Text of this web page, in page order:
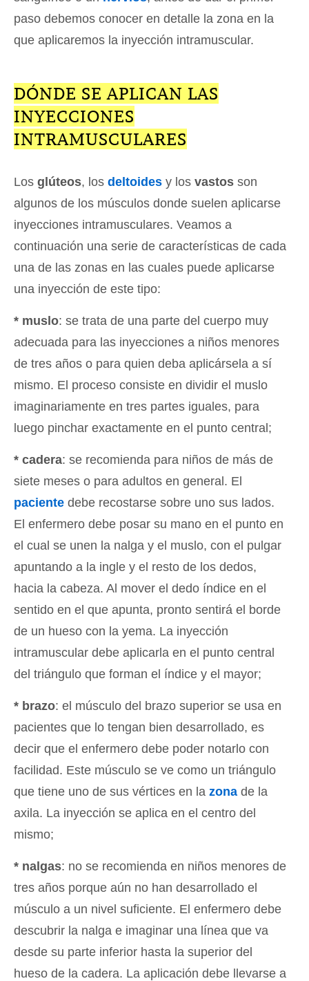
paso debemos conocer en detalle la zona en la
que aplicaremos la inyección intramuscular.
DÓNDE SE APLICAN LAS
INYECCIONES
INTRAMUSCULARES
Los glúteos, los deltoides y los vastos son
algunos de los músculos donde suelen aplicarse
inyecciones intramusculares. Veamos a
continuación una serie de características de cada
una de las zonas en las cuales puede aplicarse
una inyección de este tipo:
* muslo: se trata de una parte del cuerpo muy
adecuada para las inyecciones a niños menores
de tres años o para quien deba aplicársela a sí
mismo. El proceso consiste en dividir el muslo
imaginariamente en tres partes iguales, para
luego pinchar exactamente en el punto central;
* cadera: se recomienda para niños de más de
siete meses o para adultos en general. El
paciente debe recostarse sobre uno sus lados.
El enfermero debe posar su mano en el punto en
el cual se unen la nalga y el muslo, con el pulgar
apuntando a la ingle y el resto de los dedos,
hacia la cabeza. Al mover el dedo índice en el
sentido en el que apunta, pronto sentirá el borde
de un hueso con la yema. La inyección
intramuscular debe aplicarla en el punto central
del triángulo que forman el índice y el mayor;
* brazo: el músculo del brazo superior se usa en
pacientes que lo tengan bien desarrollado, es
decir que el enfermero debe poder notarlo con
facilidad. Este músculo se ve como un triángulo
que tiene uno de sus vértices en la zona de la
axila. La inyección se aplica en el centro del
mismo;
* nalgas: no se recomienda en niños menores de
tres años porque aún no han desarrollado el
músculo a un nivel suficiente. El enfermero debe
descubrir la nalga e imaginar una línea que va
desde su parte inferior hasta la superior del
hueso de la cadera. La aplicación debe llevarse a